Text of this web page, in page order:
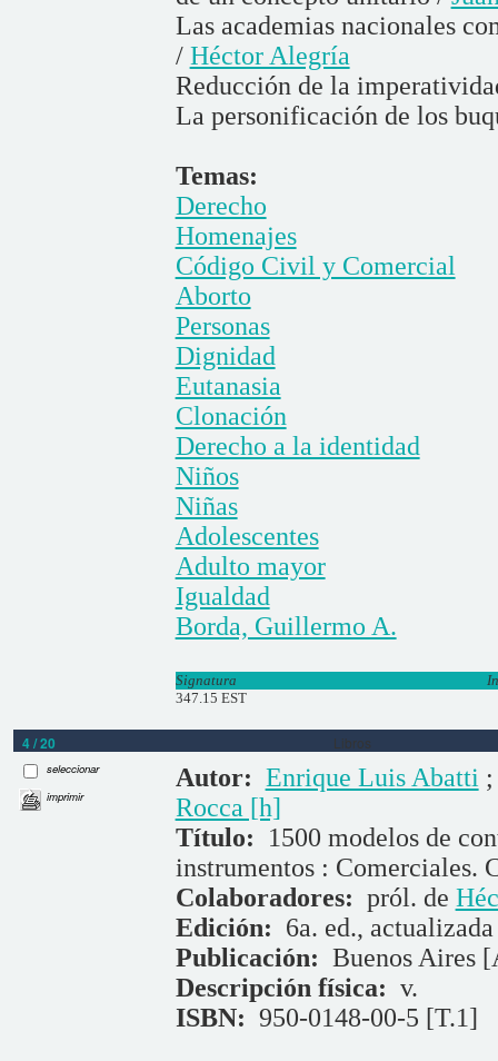
Las academias nacionales
/ Héctor Alegría
Reducción de la
La personificación de los
Temas:
Derecho
Homenajes
Código Civil y Comercial
Aborto
Personas
Dignidad
Eutanasia
Clonación
Derecho a la identidad
Niños
Niñas
Adolescentes
Adulto mayor
Igualdad
Borda, Guillermo A.
Signatura
347.15 EST
4 / 20 Libros
seleccionar
imprimir
Autor: Enrique Luis Abatti ;
Rocca [h]
Título: 1500 modelos de
instrumentos : Comerciales.
Colaboradores: pról. de
Edición: 6a. ed.,
Publicación: Buenos Aires
Descripción física: v.
ISBN: 950-0148-00-5 [T.1]